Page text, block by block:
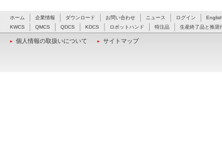
ホーム 企業情報 ダウンロード お問い合わせ ニュース ログイン
KWCS
QMCS QDCS KDCS ロボットハンド 特注品 生産終了品と推奨
個人情報の取扱いについて サイトマップ